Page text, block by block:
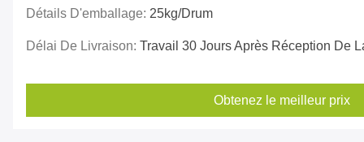
Détails D'emballage: 25kg/drum
Délai De Livraison: Travail 30 Jours Après Réception De
Obtenez le meilleur prix